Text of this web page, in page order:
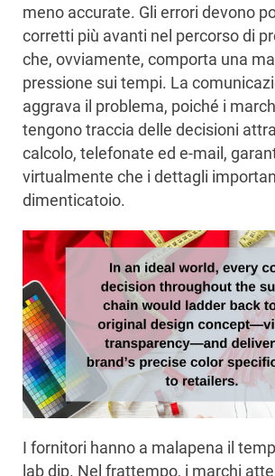
meno accurate. Gli errori devono
corretti più avanti nel percorso di
che, ovviamente, comporta una
pressione sui tempi. La
aggrava il problema, poiché i
tengono traccia delle decisioni
calcolo, telefonate ed e-mail,
virtualmente che i dettagli
dimenticatoio.
I fornitori hanno a malapena il
lab dip. Nel frattempo, i marchi